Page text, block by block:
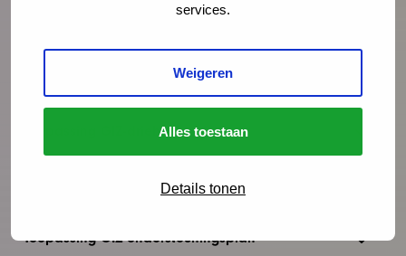
services.
Weigeren
Alles toestaan
Details tonen
Toepassing GIZ-driehoek
Toepassing GIZ-matrix
Toepassing GIZ-ondersteuningsplan